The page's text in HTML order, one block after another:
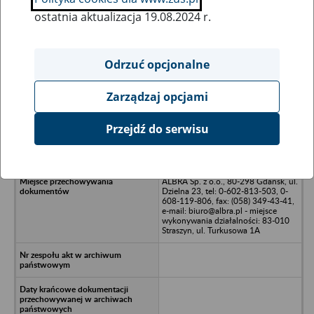
Ukryj wszystkie pozycje bazy
KOMBOTECH Sp. z o.o. - Pruszcz
ALBRA Sp. z o.o., 80-298 Gdańsk, ul.
Dzielna 23, tel: 0-602-813-503, 0-
608-119-806, fax: (058) 349-43-41,
e-mail: biuro@albra.pl - miejsce
wykonywania działalności: 83-010
Straszyn, ul. Turkusowa 1A
ostatnia aktualizacja 19.08.2024 r.
Odrzuć opcjonalne
Zarządzaj opcjami
Przejdź do serwisu